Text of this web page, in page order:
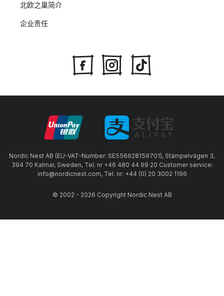
北欧之巢简介
企业责任
Nordic Nest AB (EU-VAT-Number: SE556628159701), Stämpelvägen 3,
394 70 Kalmar, Sweden, Tel. nr +46 480 44 99 20 Customer service:
info@nordicnest.com, Tel. nr: +44 (0) 20 3002 1196
© 2002 - 2026 Copyright Nordic Nest AB